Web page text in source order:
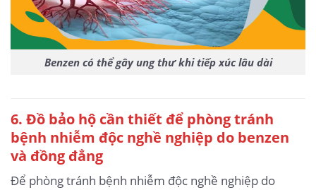
Benzen có thể gây ung thư khi tiếp xúc lâu dài
6. Đồ bảo hộ cần thiết để phòng tránh
bệnh nhiễm độc nghề nghiệp do benzen
và đồng đẳng
Để phòng tránh bệnh nhiễm độc nghề nghiệp do